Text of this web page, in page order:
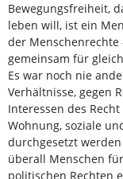
Bewegungsfreiheit,
leben will, ist ein
der Menschenrechte
gemeinsam für
Es war noch nie
Verhältnisse, gegen
Interessen des
Wohnung, soziale
durchgesetzt
überall Menschen
politischen Rechten